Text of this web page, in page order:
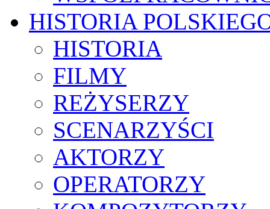
HISTORIA
HISTORIA
FILMY
REŻYSERZY
SCENARZYŚCI
AKTORZY
OPERATORZY